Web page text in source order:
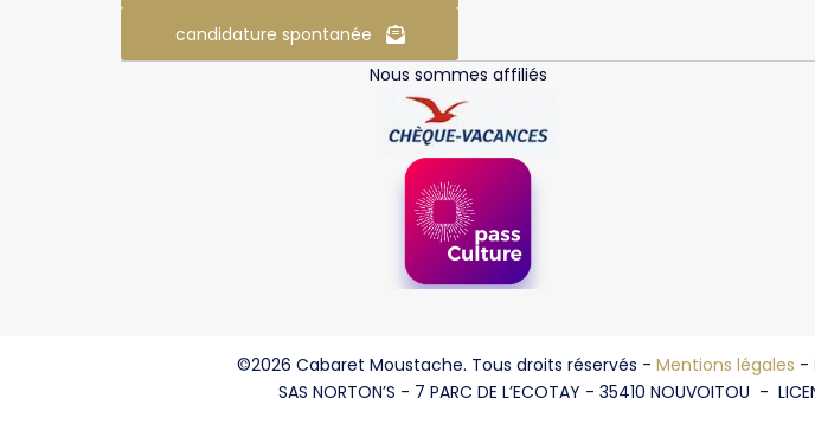
candidature spontanée
Nous sommes affiliés
©2026 Cabaret Moustache. Tous droits réservés - Mentions légales -
SAS NORTON’S - 7 PARC DE L’ECOTAY - 35410 NOUVOITOU -